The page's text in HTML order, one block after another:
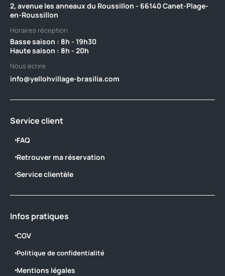
2, avenue les anneaux du Roussillon - 66140 Canet-Plage-
en-Roussillon
Horaires réception
Basse saison : 8h - 19h30 ‎ ‎ ‎ ‎ ‎ ‎ ‎ ‎ ‎ ‎ ‎ ‎ ‎ ‎ ‎ ‎ ‎ ‎ ‎ ‎ ‎ ‎ ‎ ‎ ‎ ‎ ‎ ‎ ‎ ‎ ‎ ‎ ‎ ‎ ‎ ‎ ‎ ‎ ‎ ‎ ‎ ‎ ‎ ‎ ‎ ‎ ‎ ‎ ‎ ‎ ‎ ‎ ‎ ‎ ‎ ‎ ‎ ‎ ‎ ‎ ‎ ‎ ‎ ‎ ‎ ‎ ‎
Haute saison : 8h - 20h
Nous écrire
info@yellohvillage-brasilia.com
Service client
FAQ
Retrouver ma réservation
Service clientèle
Infos pratiques
CGV
Politique de confidentialité
Mentions légales